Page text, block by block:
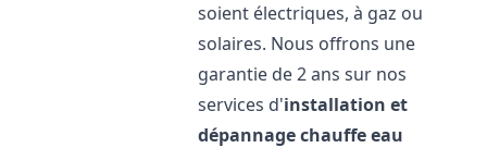
soient électriques, à gaz ou
solaires. Nous offrons une
garantie de 2 ans sur nos
services d'installation et
dépannage chauffe eau